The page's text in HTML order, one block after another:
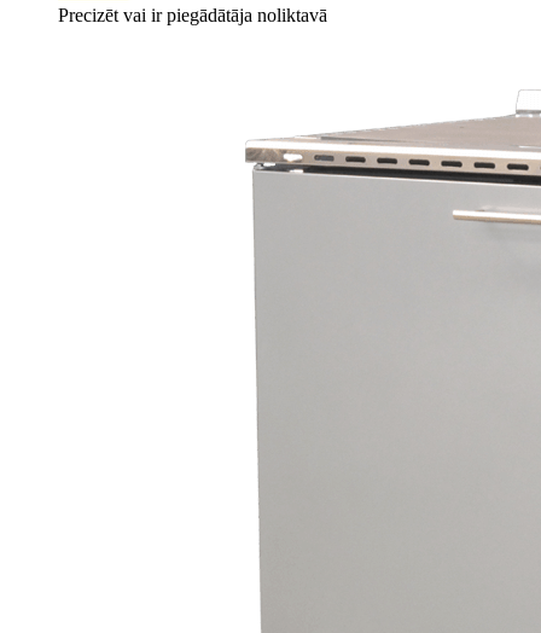
Precizēt vai ir piegādātāja noliktavā